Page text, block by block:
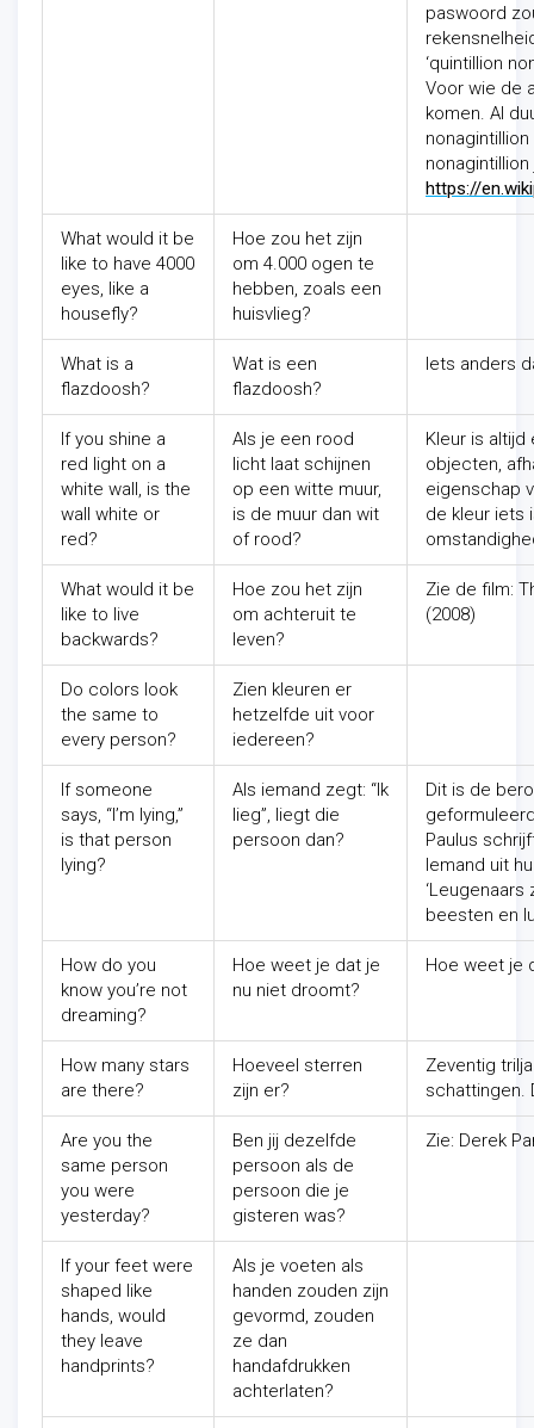
paswoord
‘quintillion
Voor wie de
komen. Al
https://
What would it be
like to have 4000
eyes, like a
housefly?
Hoe zou het zijn
om 4.000 ogen te
hebben, zoals een
huisvlieg?
What is a
flazdoosh?
Wat is een
flazdoosh?
Iets anders
If you shine a
red light on a
white wall, is the
wall white or
red?
Als je een rood
licht laat schijnen
op een witte muur,
is de muur dan wit
of rood?
Kleur is
objecten,
eigenschap
de kleur iets
What would it be
like to live
backwards?
Hoe zou het zijn
om achteruit te
leven?
Zie de film:
(2008)
Do colors look
the same to
every person?
Zien kleuren er
hetzelfde uit voor
iedereen?
If someone
says, “I’m lying,”
is that person
lying?
Als iemand zegt: “Ik
lieg”, liegt die
persoon dan?
Dit is de
Paulus
Iemand uit
beesten en
How do you
know you’re not
dreaming?
Hoe weet je dat je
nu niet droomt?
Hoe weet je
How many stars
are there?
Hoeveel sterren
zijn er?
Zeventig
schattingen.
Are you the
same person
you were
yesterday?
Ben jij dezelfde
persoon als de
persoon die je
gisteren was?
Zie: Derek
If your feet were
shaped like
hands, would
they leave
handprints?
Als je voeten als
handen zouden zijn
gevormd, zouden
ze dan
handafdrukken
achterlaten?